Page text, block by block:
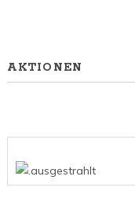
AKTIONEN